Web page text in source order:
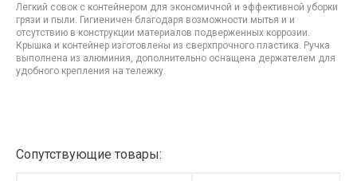
Легкий совок с контейнером для экономичной и эффективной уборки
грязи и пыли. Гигиеничен благодаря возможности мытья и и
отсутствию в конструкции материалов подверженных коррозии.
Крышка и контейнер изготовлены из сверхпрочного пластика. Ручка
выполнена из алюминия, дополнительно оснащена держателем для
удобного крепления на тележку.
Сопутствующие товары: